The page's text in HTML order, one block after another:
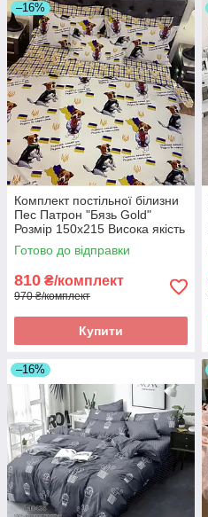
–16%
Комплект постільної білизни
Пес Патрон "Бязь Gold"
Розмір 150x215 Висока якість
Готово до відправки
810 ₴/комплект
970 ₴/комплект
Купити
–16%